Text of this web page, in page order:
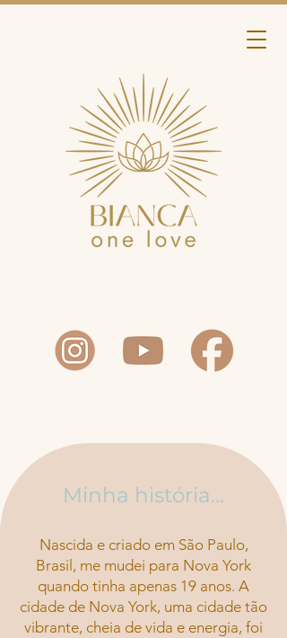
Minha história...
Nascida e criado em São Paulo,
Brasil, me mudei para Nova York
quando tinha apenas 19 anos. A
cidade de Nova York, uma cidade tão
vibrante, cheia de vida e energia, foi